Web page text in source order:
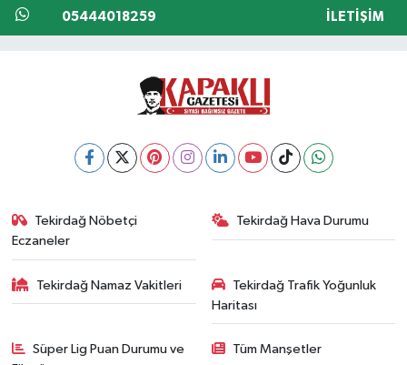
05444018259 İLETIŞIM
Tekirdağ Nöbetçi
Eczaneler
Tekirdağ Hava Durumu
Tekirdağ Namaz Vakitleri
Tekirdağ Trafik Yoğunluk
Haritası
Süper Lig Puan Durumu ve
Tüm Manşetler